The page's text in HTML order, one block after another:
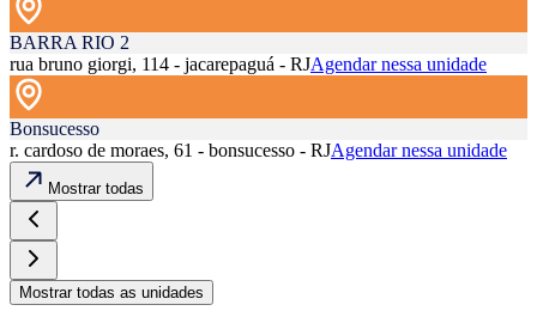
BARRA RIO 2
rua bruno giorgi, 114 - jacarepaguá - RJAgendar nessa unidade
Bonsucesso
r. cardoso de moraes, 61 - bonsucesso - RJAgendar nessa unidade
Mostrar todas
Mostrar todas as unidades